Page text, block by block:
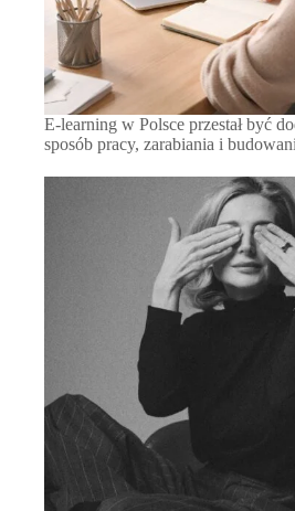
E-learning w Polsce przestał być
sposób pracy, zarabiania i